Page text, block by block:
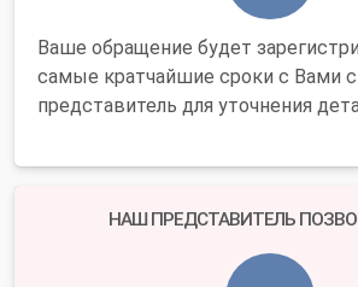
Ваше обращение будет
самые кратчайшие сроки с Вами
представитель для уточнения
НАШ ПРЕДСТАВИТЕЛЬ